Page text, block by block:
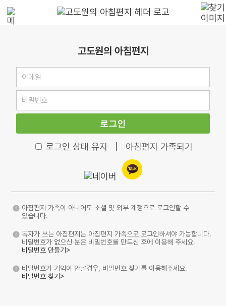
고도원의 아침편지
로그인
로그인 상태 유지 아침편지 가족되기
아침편지 가족이 아니어도 소셜 및 외부 계정으로 로그인할 수
있습니다.
독자가 쓰는 아침편지는 아침편지 가족으로 로그인하셔야 가능합니다.
비밀번호가 없으신 분은 비밀번호를 만드신 후에 이용해 주세요.
비밀번호 만들기>
비밀번호가 기억이 안날경우, 비밀번호 찾기를 이용해주세요.
비밀번호 찾기>